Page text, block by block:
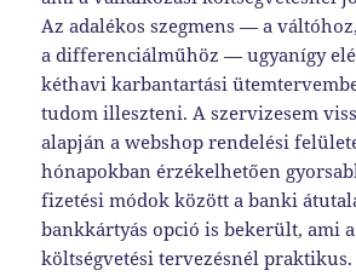
Az adalékos szegmens — a
a differenciálműhöz — ugyanígy
kéthavi karbantartási
tudom illeszteni. A szervizesem
alapján a webshop rendelési
hónapokban érzékelhetően
fizetési módok között a banki
bankkártyás opció is bekerült, ami
költségvetési tervezésnél praktikus.